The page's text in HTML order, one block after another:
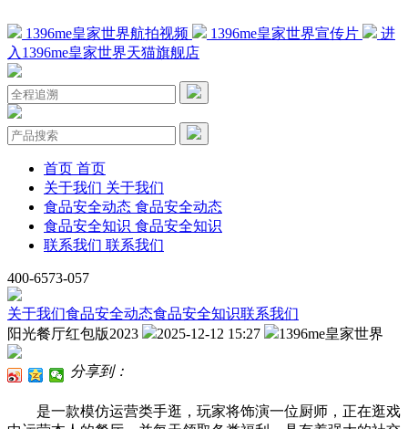
1396me皇家世界航拍视频 1396me皇家世界宣传片
进
入1396me皇家世界天猫旗舰店
首页 首页
关于我们 关于我们
食品安全动态 食品安全动态
食品安全知识 食品安全知识
联系我们 联系我们
400-6573-057
关于我们食品安全动态食品安全知识联系我们
阳光餐厅红包版2023
2025-12-12 15:27 1396me皇家世界
分享到：
是一款模仿运营类手逛，玩家将饰演一位厨师，正在逛戏